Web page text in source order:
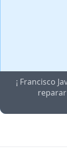
¡ Francisco